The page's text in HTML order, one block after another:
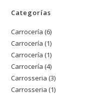
Categorías
Carrocería 66
productos
Carrocería 11
producto
Carrocería 11
producto
Carrocería 44
productos
Carrosseria 33
productos
Carrosseria 11